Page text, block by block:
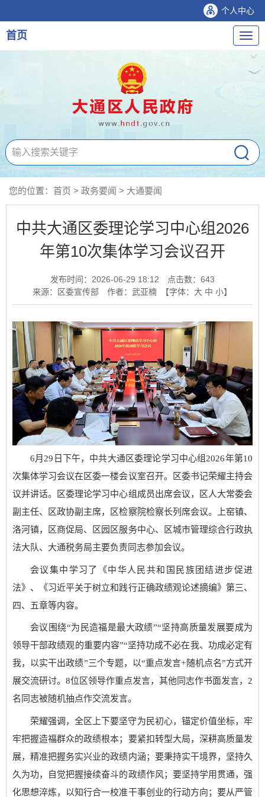
个人中心
导
航
首页
您的位置： 首页 > 政务要闻 > 大通要闻
中共大通区委理论学习中心组2026
年第10次集体学习会议召开
发布时间：2026-06-29 18:12 点击数： 643
来源：区委宣传部
作者：武亚楠 【字体： 大 中 小】
6月29日下午，中共大通区委理论学习中心组2026年第10
次集体学习会议在区委一楼会议室召开。区委书记荣耀主持会
议并讲话。区委理论学习中心组成员出席会议，区人大常委会
副主任、区政协副主席，区检察院检察长列席会议。上窑镇、
洛河镇，区商促局、区园区服务中心、区城市管理综合行政执
法大队、大通税务局主要负责同志参加会议。
会议集中学习了《中华人民共和国民族团结进步促进
法》、《习近平关于树立和践行正确政绩观论述摘编》第三、
四、五章等内容。
会议围绕“为民造福是最大政绩”“坚持高质量发展要成为
领导干部政绩观的重要内容”“坚持功成不必在我、功成必定有
我，以实干出政绩”三个专题，以“重点发言+随机点名”方式开
展交流研讨。8位区领导作重点发言，其他同志作书面发言，2
名同志被随机抽点作交流发言。
荣耀强调，全区上下要坚守为民初心，锚定价值坐标，牢
牢把握造福群众的政绩根本；要紧扣转型大局，深耕高质量发
展，精准把握务实兴业的政绩内涵；要秉持实干境界，坚持久
久为功，自觉把握接续奋斗的政绩作风；要坚持学用贯通，强
化思想淬炼，以知行合一校准干事创业的行动方向；要从严管